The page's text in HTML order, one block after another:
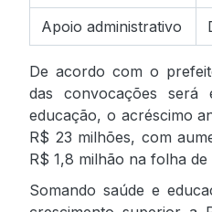
Apoio administrativo
De acordo com o
das convocações será
educação, o acréscimo
R$ 23 milhões, com
R$ 1,8 milhão na folha de
Somando saúde e